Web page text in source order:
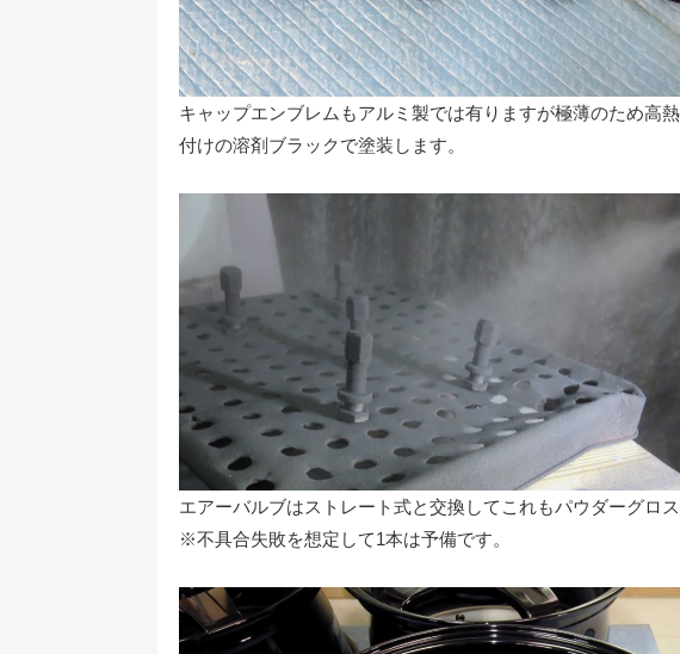
キャップエンブレムもアルミ製では有りますが極薄のため高
付けの溶剤ブラックで塗装します。
エアーバルブはストレート式と交換してこれもパウダーグロ
※不具合失敗を想定して1本は予備です。